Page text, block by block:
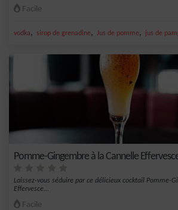
Facile
vodka, sirop de grenadine, Jus de pomme, jus de
Pomme-Gingembre à la Cannelle
Laissez-vous séduire par ce délicieux cocktail Pomme-
Effervesce...
Facile